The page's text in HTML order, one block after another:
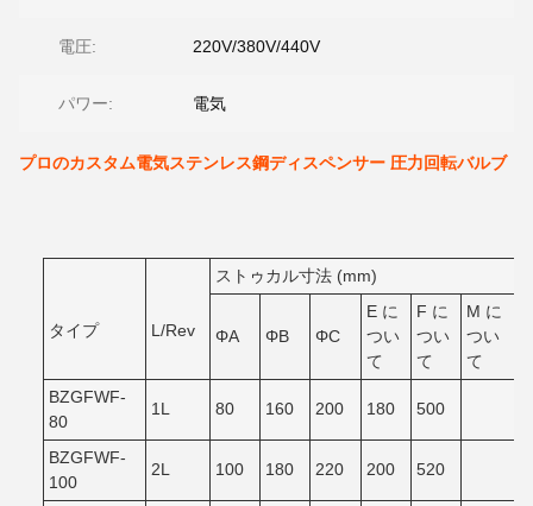
電圧: 220V/380V/440V
パワー: 電気
プロのカスタム電気ステンレス鋼ディスペンサー 圧力回転バルブ
タイプ L/Rev
ストゥカル寸法 (mm)
ΦA ΦB ΦC
E に
つい
て
F に
つい
て
M に
つい
て
BZGFWF-
80
1L 80 160 200 180 500
BZGFWF-
100
2L 100 180 220 200 520